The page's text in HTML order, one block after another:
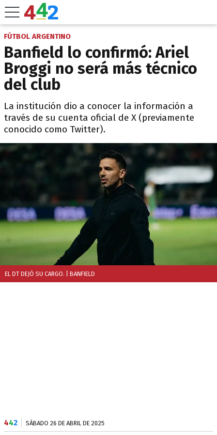
FÚTBOL ARGENTINO
Banfield lo confirmó: Ariel
Broggi no será más técnico
del club
La institución dio a conocer la información a
través de su cuenta oficial de X (previamente
conocido como Twitter).
EL DT DEJÓ SU CARGO. | BANFIELD
442 SÁBADO 26 DE ABRIL DE 2025